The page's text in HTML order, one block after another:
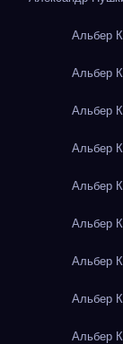
Альбер
Альбер
Альбер
Альбер
Альбер
Альбер
Альбер
Альбер
Альбер